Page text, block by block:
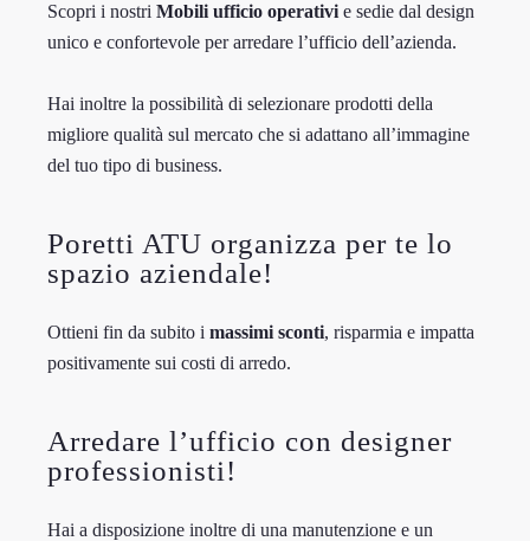
Scopri i nostri Mobili ufficio operativi e sedie dal design
unico e confortevole per arredare l’ufficio dell’azienda.
Hai inoltre la possibilità di selezionare prodotti della
migliore qualità sul mercato che si adattano all’immagine
del tuo tipo di business.
Poretti ATU organizza per te lo
spazio aziendale!
Ottieni fin da subito i massimi sconti, risparmia e impatta
positivamente sui costi di arredo.
Arredare l’ufficio con designer
professionisti!
Hai a disposizione inoltre di una manutenzione e un